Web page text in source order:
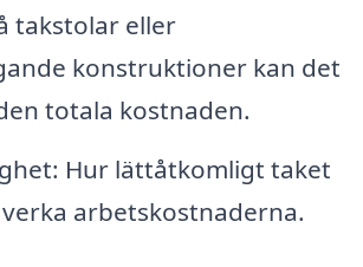
takstolar eller
konstruktioner kan det
totala kostnaden.
Hur lättåtkomligt taket
arbetskostnaderna.